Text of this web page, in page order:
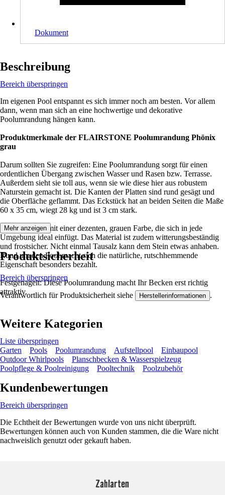
Dokument
Beschreibung
Bereich überspringen
Im eigenen Pool entspannt es sich immer noch am besten. Vor allem
dann, wenn man sich an eine hochwertige und dekorative
Poolumrandung hängen kann.
Produktmerkmale der FLAIRSTONE Poolumrandung Phönix
grau
Darum sollten Sie zugreifen: Eine Poolumrandung sorgt für einen
ordentlichen Übergang zwischen Wasser und Rasen bzw. Terrasse.
Außerdem sieht sie toll aus, wenn sie wie diese hier aus robustem
Naturstein gemacht ist. Die Kanten der Platten sind rund gesägt und
die Oberfläche geflammt. Das Eckstück hat an beiden Seiten die Maße
60 x 35 cm, wiegt 28 kg und ist 3 cm stark.
Granit punktet mit einer dezenten, grauen Farbe, die sich in jede
Umgebung ideal einfügt. Das Material ist zudem witterungsbeständig
und frostsicher. Nicht einmal Tausalz kann dem Stein etwas anhaben.
Rund um den Pool macht sich die natürliche, rutschhemmende
Eigenschaft besonders bezahlt.
Festgenagelt: Diese Poolumrandung macht Ihr Becken erst richtig
attraktiv.
Mehr anzeigen
Produktsicherheit
Bereich überspringen
Verantwortlich für Produktsicherheit siehe Herstellerinformationen .
Weitere Kategorien
Liste überspringen
Garten
Pools Poolumrandung Aufstellpool
Einbaupool
Outdoor Whirlpools
Planschbecken & Wasserspielzeug
Poolpflege & Poolreinigung
Pooltechnik Poolzubehör
Kundenbewertungen
Bereich überspringen
Die Echtheit der Bewertungen wurde von uns nicht überprüft.
Bewertungen können auch von Kunden stammen, die die Ware nicht
nachweislich genutzt oder gekauft haben.
Zahlarten